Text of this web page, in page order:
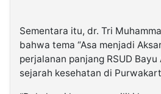
Sementara itu, dr. Tri
bahwa tema “Asa menjadi
perjalanan panjang RSUD
sejarah kesehatan di